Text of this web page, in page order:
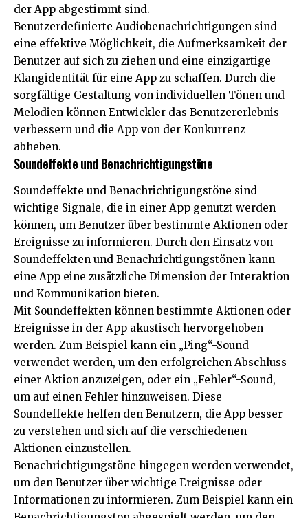
der App abgestimmt sind.
Benutzerdefinierte Audiobenachrichtigungen sind
eine effektive Möglichkeit, die Aufmerksamkeit der
Benutzer auf sich zu ziehen und eine einzigartige
Klangidentität für eine App zu schaffen. Durch die
sorgfältige Gestaltung von individuellen Tönen und
Melodien können Entwickler das Benutzererlebnis
verbessern und die App von der Konkurrenz
abheben.
Soundeffekte und Benachrichtigungstöne
Soundeffekte und Benachrichtigungstöne sind
wichtige Signale, die in einer App genutzt werden
können, um Benutzer über bestimmte Aktionen oder
Ereignisse zu informieren. Durch den Einsatz von
Soundeffekten und Benachrichtigungstönen kann
eine App eine zusätzliche Dimension der Interaktion
und Kommunikation bieten.
Mit Soundeffekten können bestimmte Aktionen oder
Ereignisse in der App akustisch hervorgehoben
werden. Zum Beispiel kann ein „Ping“-Sound
verwendet werden, um den erfolgreichen Abschluss
einer Aktion anzuzeigen, oder ein „Fehler“-Sound,
um auf einen Fehler hinzuweisen. Diese
Soundeffekte helfen den Benutzern, die App besser
zu verstehen und sich auf die verschiedenen
Aktionen einzustellen.
Benachrichtigungstöne hingegen werden verwendet,
um den Benutzer über wichtige Ereignisse oder
Informationen zu informieren. Zum Beispiel kann ein